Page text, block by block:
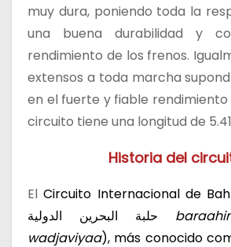
muy dura, poniendo toda la
una buena durabilidad y
rendimiento de los frenos.
extensos a toda marcha
en el fuerte y fiable rendimiento
circuito tiene una longitud de
Historia del
ElCircuito Internacional de
wadjaviyaa), más conocido